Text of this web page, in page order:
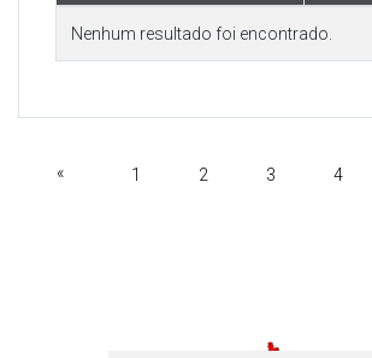
Nenhum resultado foi encontrado.
« 1 2 3 4